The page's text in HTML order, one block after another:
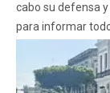
cabo su defensa
para informar